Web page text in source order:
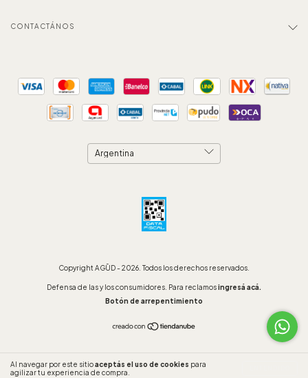
Al navegar por este sitioaceptás el uso de cookies para
agilizar tu experiencia de compra.
CONTACTÁNOS
Copyright AGŪD - 2026. Todos los derechos reservados.
Defensa de las y los consumidores. Para reclamosingresá acá.
Botón de arrepentimiento